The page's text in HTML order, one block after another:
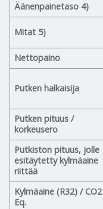
Äänenpainetaso 4)
Mitat 5)
Nettopaino
Putken halkaisija
Putken pituus /
korkeusero
Putkiston pituus, jolle
esitäytetty kylmäaine
riittää
Kylmäaine (R32) / CO2
Eq.